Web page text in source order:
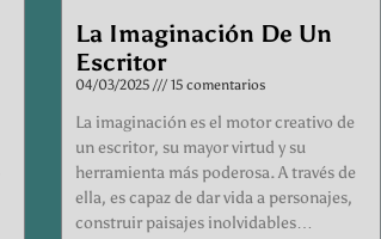
La Imaginación De Un
Escritor
04/03/2025 15 comentarios
La imaginación es el motor creativo de
un escritor, su mayor virtud y su
herramienta más poderosa. A través de
ella, es capaz de dar vida a personajes,
construir paisajes inolvidables…